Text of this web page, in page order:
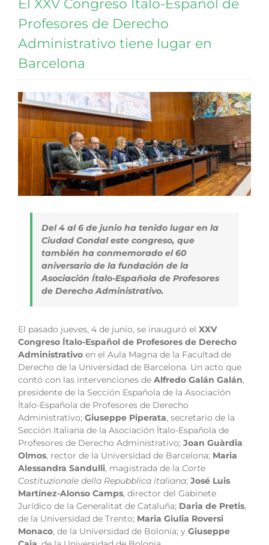
El XXV Congreso Ítalo-Español de
Profesores de Derecho
Administrativo tiene lugar en
Barcelona
Del 4 al 6 de junio ha tenido lugar en la
Ciudad Condal este congreso, que
también ha conmemorado el 60
aniversario de la fundación de la
Asociación Ítalo-Española de Profesores
de Derecho Administrativo.
El pasado jueves, 4 de junio, se inauguró el XXV
Congreso Ítalo-Español de Profesores de Derecho
Administrativo en el Aula Magna de la Facultad de
Derecho de la Universidad de Barcelona. Un acto que
contó con las intervenciones de Alfredo Galán Galán,
presidente de la Sección Española de la Asociación
Ítalo-Española de Profesores de Derecho
Administrativo; Giuseppe Piperata, secretario de la
Sección Italiana de la Asociación Ítalo-Española de
Profesores de Derecho Administrativo; Joan Guàrdia
Olmos, rector de la Universidad de Barcelona; Maria
Alessandra Sandulli, magistrada de la Corte
Costituzionale della Repubblica italiana; José Luis
Martínez-Alonso Camps, director del Gabinete
Jurídico de la Generalitat de Cataluña; Daria de Pretis,
de la Universidad de Trento; Maria Giulia Roversi
Monaco, de la Universidad de Bolonia; y Giuseppe